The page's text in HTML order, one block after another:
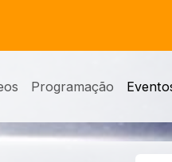
Programação